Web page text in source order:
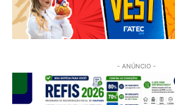
- ANÚNCIO -